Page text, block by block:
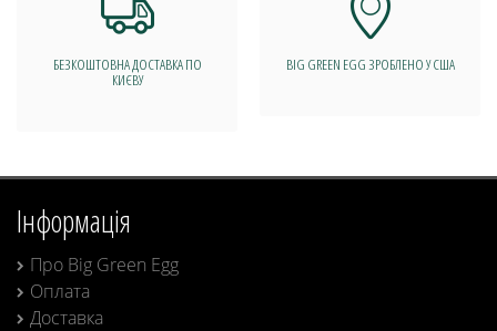
БЕЗКОШТОВНА ДОСТАВКА ПО
КИЄВУ
BIG GREEN EGG ЗРОБЛЕНО У США
Інформація
Про Big Green Egg
Оплата
Доставка